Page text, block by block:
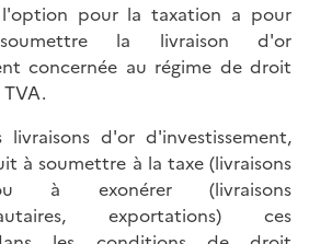
l'option pour la taxation a pour
la livraison d'or
concernée au régime de droit
livraisons d'or d'investissement,
à soumettre à la taxe (livraisons
à exonérer (livraisons
exportations) ces